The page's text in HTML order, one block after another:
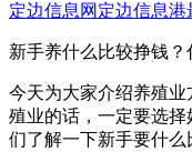
定边信息网 定边信息港
新手养什么比较挣钱？
今天为大家介绍养殖
殖业的话，一定要选
们了解一下新手要什么